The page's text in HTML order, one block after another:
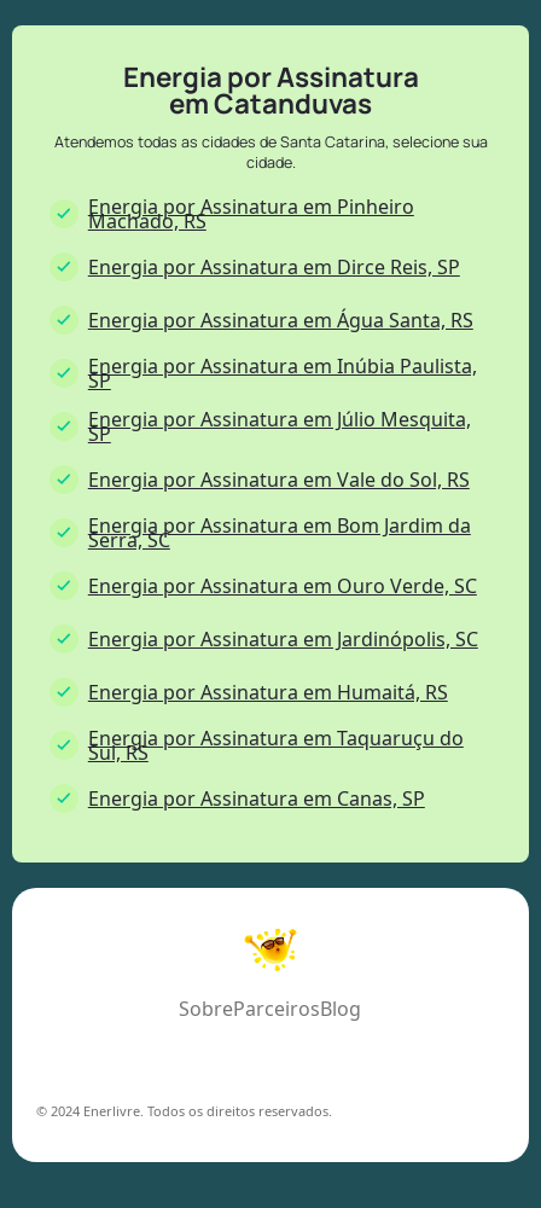
Energia por Assinatura
em Catanduvas
Atendemos todas as cidades de Santa Catarina, selecione sua
cidade.
Energia por Assinatura em Pinheiro
Machado, RS
Energia por Assinatura em Dirce Reis, SP
Energia por Assinatura em Água Santa, RS
Energia por Assinatura em Inúbia Paulista,
SP
Energia por Assinatura em Júlio Mesquita,
SP
Energia por Assinatura em Vale do Sol, RS
Energia por Assinatura em Bom Jardim da
Serra, SC
Energia por Assinatura em Ouro Verde, SC
Energia por Assinatura em Jardinópolis, SC
Energia por Assinatura em Humaitá, RS
Energia por Assinatura em Taquaruçu do
Sul, RS
Energia por Assinatura em Canas, SP
© 2024 Enerlivre. Todos os direitos reservados.
SobreParceirosBlog